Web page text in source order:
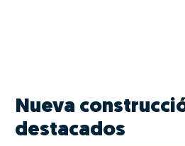
Nueva
destacados